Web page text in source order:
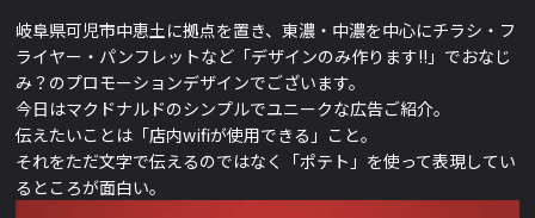
岐阜県可児市中恵土に拠点を置き、東濃・中濃を中心にチラシ・フ
ライヤー・パンフレットなど「デザインのみ作ります!!」でおなじ
み？のプロモーションデザインでございます。
今日はマクドナルドのシンプルでユニークな広告ご紹介。
伝えたいことは「店内wifiが使用できる」こと。
それをただ文字で伝えるのではなく「ポテト」を使って表現してい
るところが面白い。